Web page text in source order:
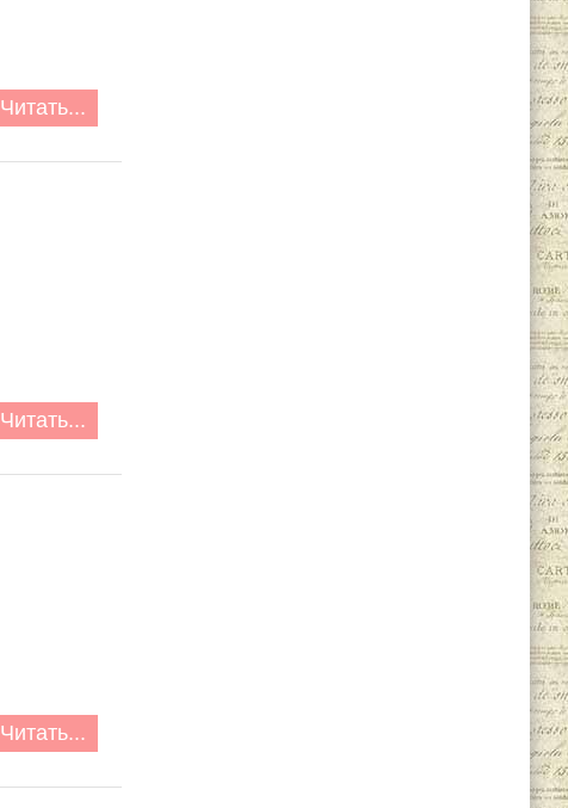
Читать...
Читать...
Читать...